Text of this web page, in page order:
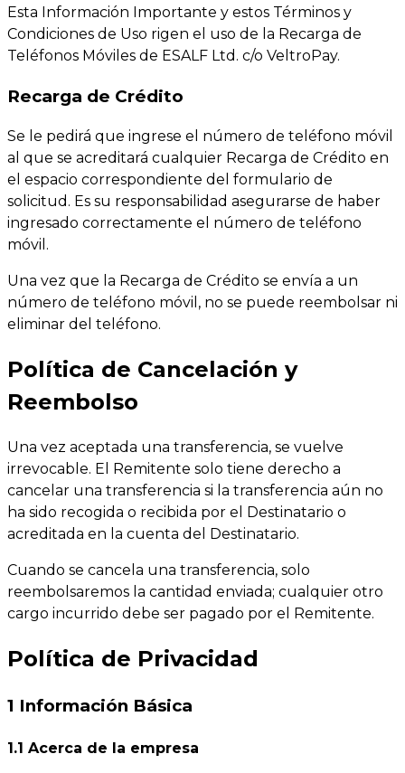
Esta Información Importante y estos Términos y
Condiciones de Uso rigen el uso de la Recarga de
Teléfonos Móviles de ESALF Ltd. c/o VeltroPay.
Recarga de Crédito
Se le pedirá que ingrese el número de teléfono móvil
al que se acreditará cualquier Recarga de Crédito en
el espacio correspondiente del formulario de
solicitud. Es su responsabilidad asegurarse de haber
ingresado correctamente el número de teléfono
móvil.
Una vez que la Recarga de Crédito se envía a un
número de teléfono móvil, no se puede reembolsar ni
eliminar del teléfono.
Política de Cancelación y
Reembolso
Una vez aceptada una transferencia, se vuelve
irrevocable. El Remitente solo tiene derecho a
cancelar una transferencia si la transferencia aún no
ha sido recogida o recibida por el Destinatario o
acreditada en la cuenta del Destinatario.
Cuando se cancela una transferencia, solo
reembolsaremos la cantidad enviada; cualquier otro
cargo incurrido debe ser pagado por el Remitente.
Política de Privacidad
1 Información Básica
1.1 Acerca de la empresa